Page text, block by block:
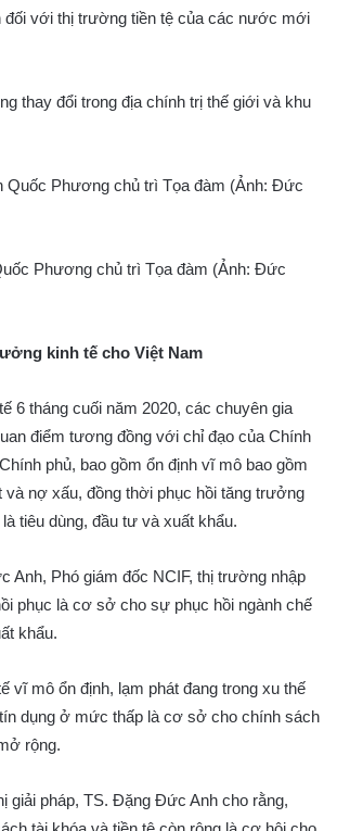
đối với thị trường tiền tệ của các nước mới
thay đổi trong địa chính trị thế giới và khu
Phương chủ trì Tọa đàm (Ảnh: Đức
kinh tế cho Việt Nam
6 tháng cuối năm 2020, các chuyên gia
điểm tương đồng với chỉ đạo của Chính
phủ, bao gồm ổn định vĩ mô bao gồm
và nợ xấu, đồng thời phục hồi tăng trưởng
tiêu dùng, đầu tư và xuất khẩu.
Anh, Phó giám đốc NCIF, thị trường nhập
phục là cơ sở cho sự phục hồi ngành chế
khẩu.
vĩ mô ổn định, lạm phát đang trong xu thế
dụng ở mức thấp là cơ sở cho chính sách
rộng.
giải pháp, TS. Đặng Đức Anh cho rằng,